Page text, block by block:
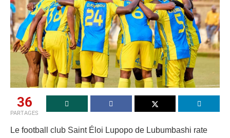
36
PARTAGES
Le football club Saint Éloi Lupopo de Lubumbashi rate